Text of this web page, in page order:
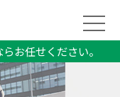
お任せください。